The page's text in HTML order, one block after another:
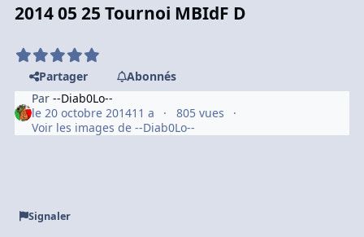
2014 05 25 Tournoi MBIdF D
Partager
Abonnés
Par--Diab0Lo--
le 20 octobre 201411 a
805 vues
Voir les images de --Diab0Lo--
Signaler